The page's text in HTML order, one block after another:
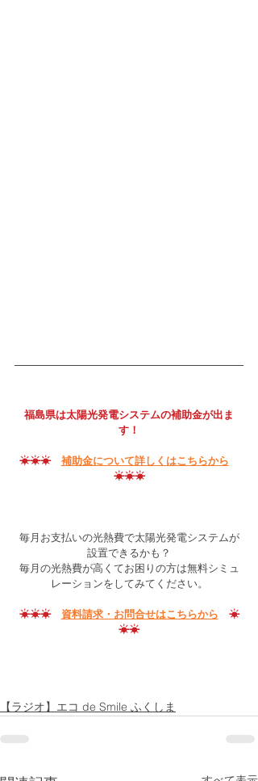
福島県は太陽光発電システムの補助金が出ま
す！
☀☀☀ 補助金について詳しくはこちらから
☀☀☀
毎月お支払いの光熱費で太陽光発電システムが
設置できるかも？
毎月の光熱費が高くてお困りの方は無料シミュ
レーションをしてみてください。
☀☀☀ 資料請求・お問合せはこちらから ☀
☀☀
【ラジオ】エコ de Smile ふくしま